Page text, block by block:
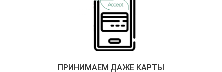
ПРИНИМАЕМ ДАЖЕ КАРТЫ